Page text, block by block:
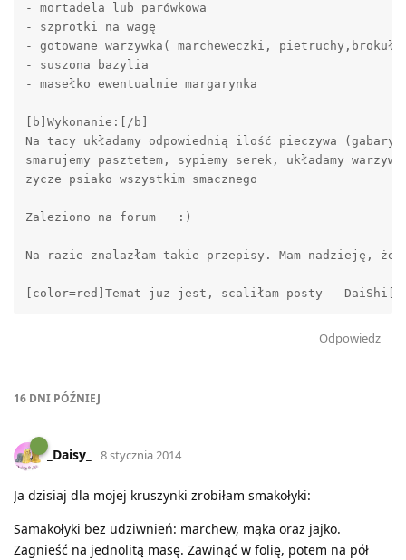
- mortadela lub parówkowa
- szprotki na wagę
- gotowane warzywka( marcheweczki,
- suszona bazylia
- masełko ewentualnie margarynka
[b]Wykonanie:[/b]
Na tacy układamy odpowiednią ilość pieczywa
smarujemy pasztetem, sypiemy serek, układamy
zycze psiako wszystkim smacznego
Zaleziono na forum   :)
Na razie znalazłam takie przepisy. Mam nadzieję,
[color=red]Temat juz jest, scaliłam posty -
Odpowiedz
16 DNI PÓŹNIEJ
_Daisy_ 8 stycznia 2014
Ja dzisiaj dla mojej kruszynki zrobiłam smakołyki:
Samakołyki bez udziwnień: marchew, mąka oraz jajko.
Zagnieść na jednolitą masę. Zawinąć w folię, potem na pół